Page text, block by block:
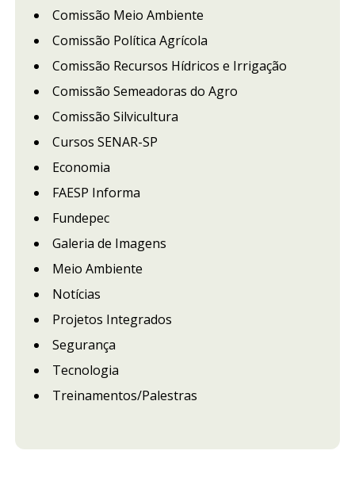
Comissão Meio Ambiente
Comissão Política Agrícola
Comissão Recursos Hídricos e Irrigação
Comissão Semeadoras do Agro
Comissão Silvicultura
Cursos SENAR-SP
Economia
FAESP Informa
Fundepec
Galeria de Imagens
Meio Ambiente
Notícias
Projetos Integrados
Segurança
Tecnologia
Treinamentos/Palestras